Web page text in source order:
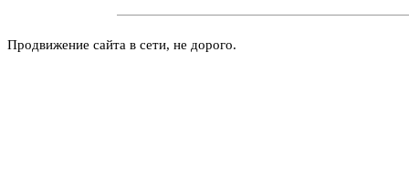
Продвижение сайта в сети, не дорого.